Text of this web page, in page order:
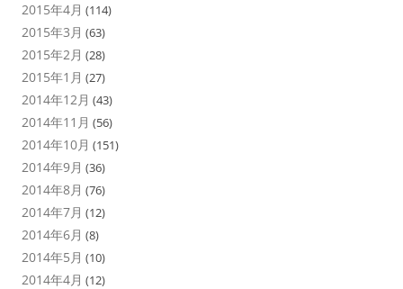
2015年4月 (114)
2015年3月 (63)
2015年2月 (28)
2015年1月 (27)
2014年12月 (43)
2014年11月 (56)
2014年10月 (151)
2014年9月 (36)
2014年8月 (76)
2014年7月 (12)
2014年6月 (8)
2014年5月 (10)
2014年4月 (12)